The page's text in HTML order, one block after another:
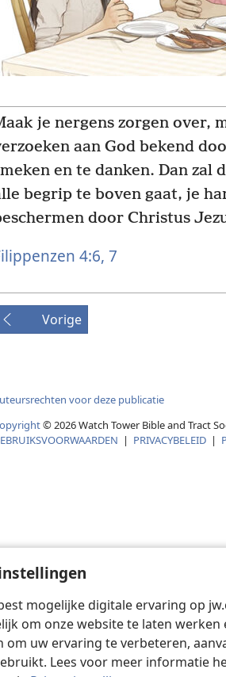
mogelijke digitale ervaring op
om onze website te laten
om uw ervaring te verbeteren,
Lees voor meer informatie
je nergens zorgen over,
aan God bekend
en te danken. Dan zal
begrip te boven gaat, je
door Christus
4:6, 7
Vorige
voor deze publicatie
© 2026 Watch Tower Bible and Tract
| PRIVACYBELEID |